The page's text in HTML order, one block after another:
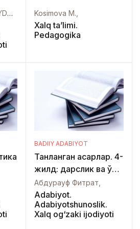
XOJAMNAZAR HUVAYDO, Aliyeva S., Kosimova M.,
Xalq ta’limi.
Pedagogika
BADIIY ADABIYOT
Танланган асарлар. 4-
жилд: дарслик ва ўқув
қўлланмалари, илмий
мақолалар ва
тадқиқотлар [dastur til]
Абдурауф Фитрат,
Adabiyot.
Adabiyotshunoslik.
Xalq og‘zaki ijodiyoti